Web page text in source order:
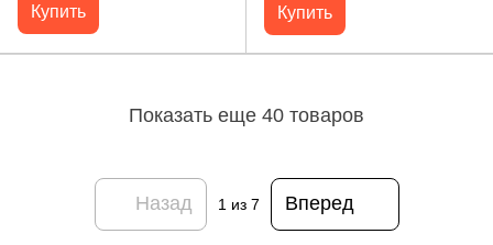
Купить Купить
Показать еще 40 товаров
Назад 1 из 7 Вперед